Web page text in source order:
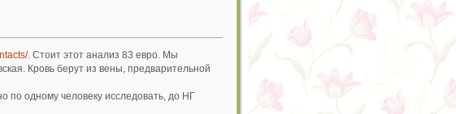
. Стоит этот анализ 83 евро. Мы
Кровь берут из вены, предварительной
по одному человеку исследовать, до НГ